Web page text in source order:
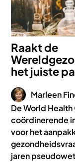
Raakt de
het juiste
Afbeelding
Marleen
De World
coördinerende
voor het
jaren